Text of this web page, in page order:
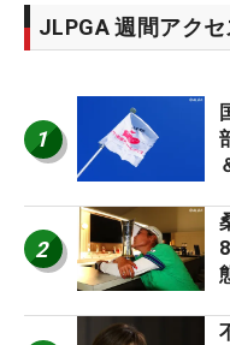
JLPGA 週間アク
1
2